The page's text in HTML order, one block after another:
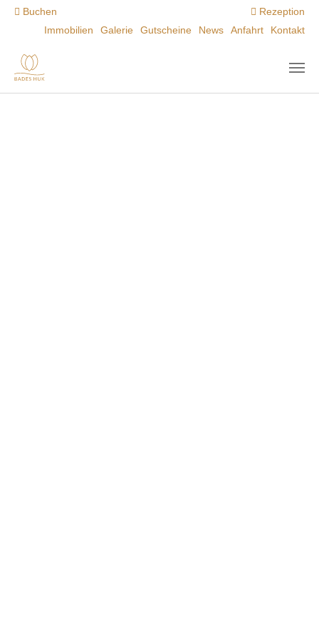
Zum Hauptinhalt springen
Buchen
Rezeption
Immobilien
Galerie Gutscheine News Anfahrt Kontakt